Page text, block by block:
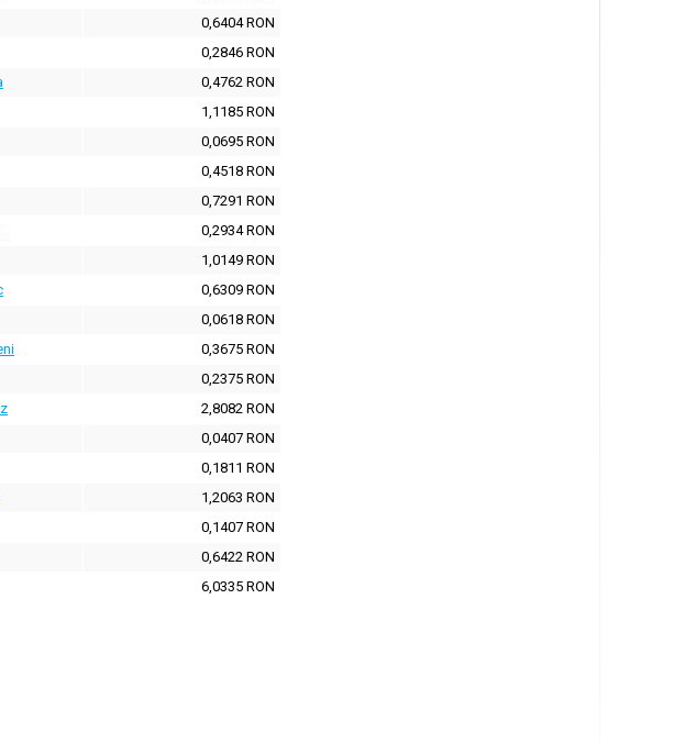
0,6404 RON
0,2846 RON
0,4762 RON
1,1185 RON
0,0695 RON
0,4518 RON
0,7291 RON
0,2934 RON
1,0149 RON
0,6309 RON
0,0618 RON
0,3675 RON
0,2375 RON
2,8082 RON
0,0407 RON
0,1811 RON
1,2063 RON
0,1407 RON
0,6422 RON
6,0335 RON